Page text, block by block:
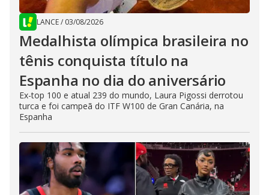
LANCE/ 03/08/2026
Medalhista olímpica brasileira no
tênis conquista título na
Espanha no dia do aniversário
Ex-top 100 e atual 239 do mundo, Laura Pigossi derrotou
turca e foi campeã do ITF W100 de Gran Canária, na
Espanha